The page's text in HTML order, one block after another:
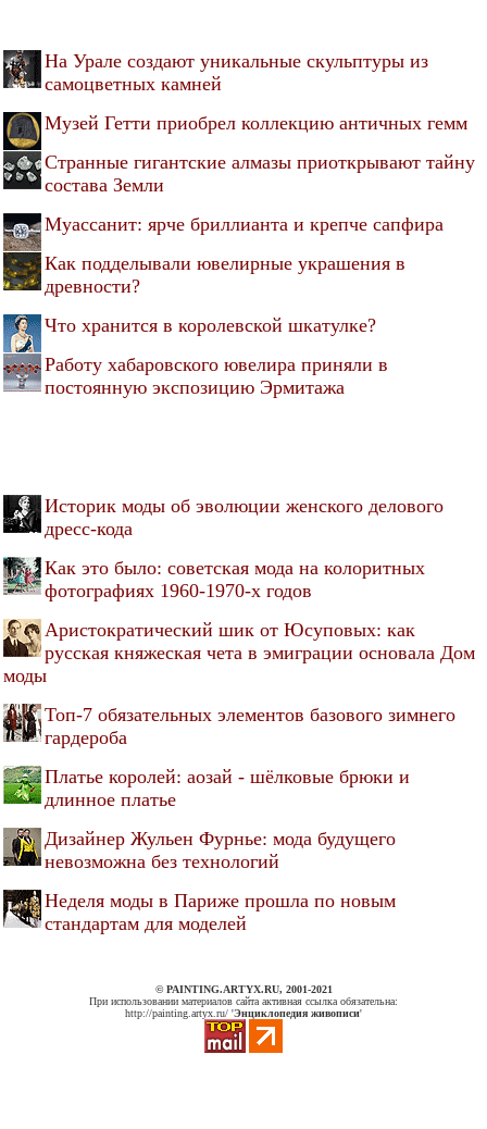
На Урале создают уникальные скульптуры из
самоцветных камней
Музей Гетти приобрел коллекцию античных гемм
Странные гигантские алмазы приоткрывают тайну
состава Земли
Муассанит: ярче бриллианта и крепче сапфира
Как подделывали ювелирные украшения в
древности?
Что хранится в королевской шкатулке?
Работу хабаровского ювелира приняли в
постоянную экспозицию Эрмитажа
Историк моды об эволюции женского делового
дресс-кода
Как это было: советская мода на колоритных
фотографиях 1960-1970-х годов
Аристократический шик от Юсуповых: как
русская княжеская чета в эмиграции основала Дом
моды
Топ-7 обязательных элементов базового зимнего
гардероба
Платье королей: аозай - шёлковые брюки и
длинное платье
Дизайнер Жульен Фурнье: мода будущего
невозможна без технологий
Неделя моды в Париже прошла по новым
стандартам для моделей
© PAINTING.ARTYX.RU, 2001-2021
При использовании материалов сайта активная ссылка обязательна:
http://painting.artyx.ru/ 'Энциклопедия живописи'